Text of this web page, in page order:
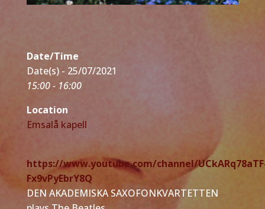
Date/Time
Date(s) - 25/07/2021
15:00 - 16:00
Location
Emsalå kapell
https://www.youtube.com/channel/
Fx9vPyEbrY8Q
DEN AKADEMISKA SAXOFONKVARTETTEN